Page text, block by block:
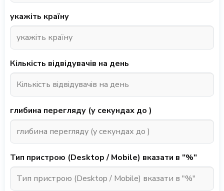
укажіть країну
Кількість відвідувачів на день
глибина перегляду (у секундах до )
Тип пристрою (Desktop / Mobile) вказати в "%"